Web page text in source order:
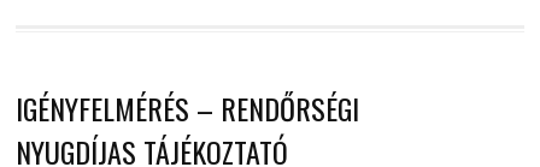
IGÉNYFELMÉRÉS – RENDŐRSÉGI
NYUGDÍJAS TÁJÉKOZTATÓ